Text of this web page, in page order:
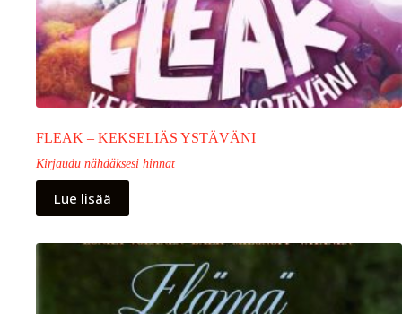
FLEAK – KEKSELIÄS YSTÄVÄNI
Kirjaudu nähdäksesi hinnat
Lue lisää